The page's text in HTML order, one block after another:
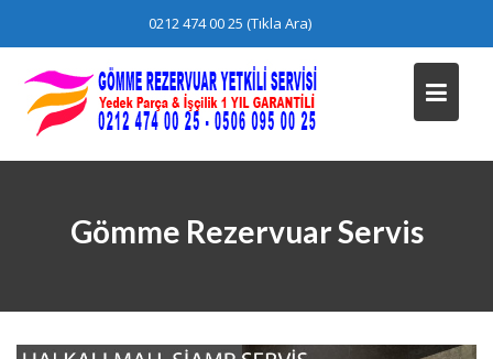
content
0212 474 00 25 (Tıkla Ara)
Gömme Rezervuar Servis